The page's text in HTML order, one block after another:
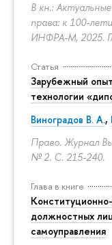
В кн.:
права: к 100-
ИНФРА-М, 2025.
Статья
Зарубежный
технологии
Виноградов В. А.,
Право. Журнал
№ 2. С. 215-240.
Глава в книге
должностных
самоуправления